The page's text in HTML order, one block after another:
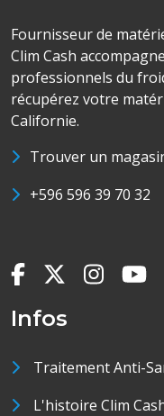
Fournisseur de
Clim Cash
professionnels du
récupérez votre
Californie.
Trouver un
+596 596 39 70 32
Infos
Traitement Anti-
L'histoire Clim